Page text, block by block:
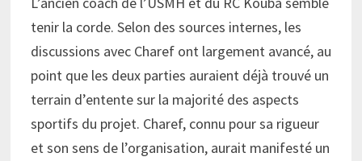
tenir la corde. Selon des sources internes, les
discussions avec Charef ont largement avancé, au
point que les deux parties auraient déjà trouvé un
terrain d’entente sur la majorité des aspects
sportifs du projet. Charef, connu pour sa rigueur
et son sens de l’organisation, aurait manifesté un